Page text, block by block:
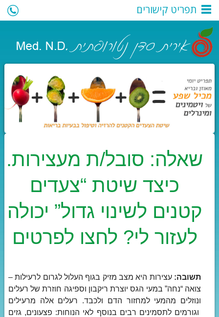
שאלה: סובל/ת מעצירות.
כיצד שיטת “צעדים
קטנים לשינוי גדול” יכולה
לעזור לי? לחצו לפרטים
תשובה: עצירות היא מצב מזיק בגוף העלול לגרום לרעילות –
צואה “נחה” במעי הגס יוצרת ריקבון וספיגה חוזרת של רעלים
ונוזלים מהמעי למחזור הדם ולכבד. רעלים אלה מרעילים
וגורמים לתסמינים רבים בנוסף לאי הנוחות: פצעונים, גזים
תפריט קישורים